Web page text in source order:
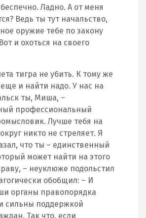
Ладно. А от меня
Ведь ты тут начальство,
оружие тебе по закону
и охоться на своего
тигра не убить. К тому же
еще и найти надо. У нас на
ты, Миша, –
профессиональный
Лучше тебя на
никто не стреляет. Я
что ты – единственный
может найти на этого
– неуклюже подольстил
обобщил: – И
органы правопорядка
сильны поддержкой
Так что, если